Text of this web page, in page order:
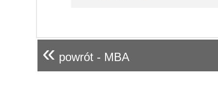
« powrót - MBA